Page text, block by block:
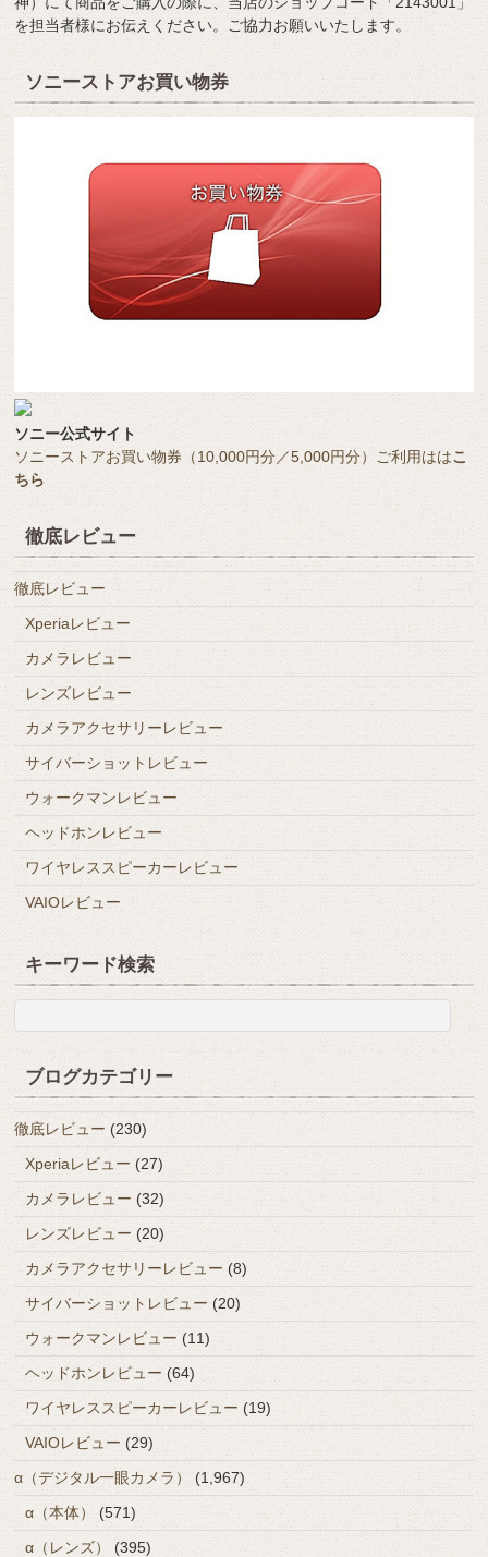
を担当者様にお伝えください。ご協力お願いいたします。
ソニーストアお買い物券
ソニー公式サイト
ソニーストアお買い物券（10,000円分／5,000円分）ご利用ははこ
ちら
徹底レビュー
徹底レビュー
Xperiaレビュー
カメラレビュー
レンズレビュー
カメラアクセサリーレビュー
サイバーショットレビュー
ウォークマンレビュー
ヘッドホンレビュー
ワイヤレススピーカーレビュー
VAIOレビュー
キーワード検索
ブログカテゴリー
徹底レビュー (230)
Xperiaレビュー (27)
カメラレビュー (32)
レンズレビュー (20)
カメラアクセサリーレビュー (8)
サイバーショットレビュー (20)
ウォークマンレビュー (11)
ヘッドホンレビュー (64)
ワイヤレススピーカーレビュー (19)
VAIOレビュー (29)
α（デジタル一眼カメラ）
(1,967)
α（本体）
(571)
α（レンズ）
(395)